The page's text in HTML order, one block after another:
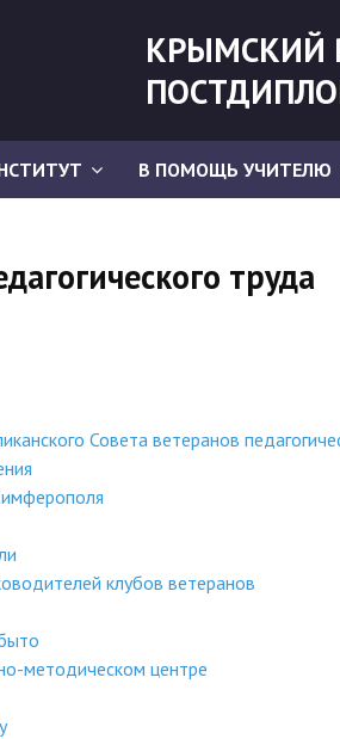
КРЫМСКИЙ
В ПОМОЩЬ УЧИТЕЛЮ
труда
Совета ветеранов
клубов ветеранов
методическом центре